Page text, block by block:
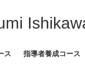
ス 指導者養成コース